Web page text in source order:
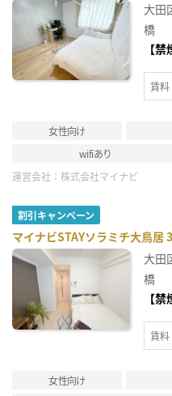
大田
橋
【
賃料
女性向け
wifiあり
運営会社： 株式会社マイナビ
割引キャンペーン
マイナビSTAYソラミチ大鳥居
大田
橋
【
賃料
女性向け